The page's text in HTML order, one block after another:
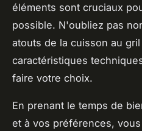
éléments sont cruciaux
possible. N'oubliez pas
atouts de la cuisson au
caractéristiques
faire votre choix.
En prenant le temps de
et à vos préférences,